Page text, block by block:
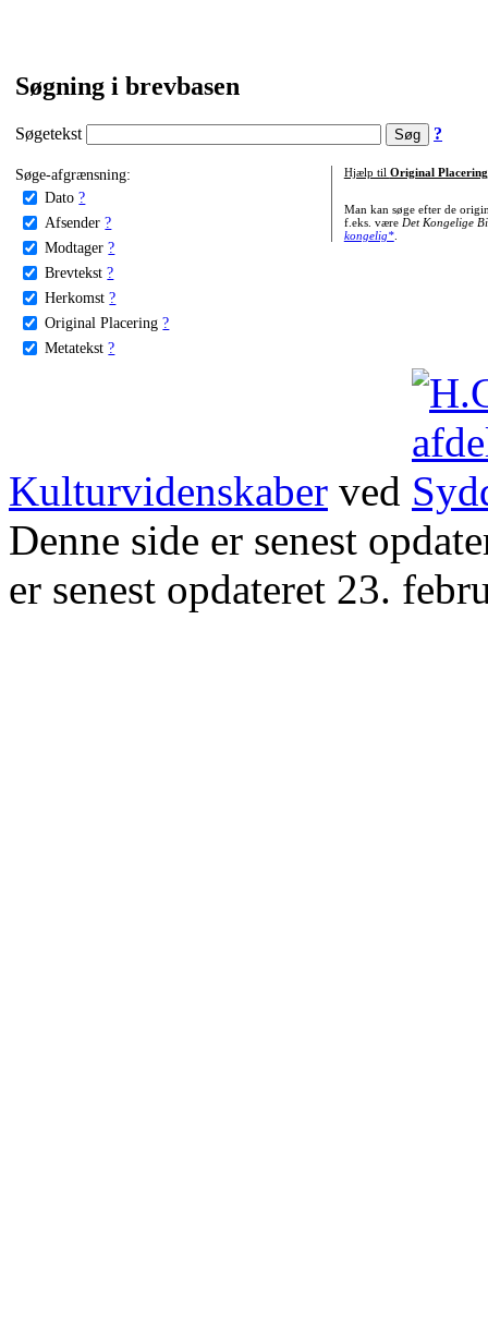
Søgning i brevbasen
Søgetekst ?
Søge-afgrænsning:
Dato ?
Afsender ?
Modtager ?
Brevtekst ?
Herkomst ?
Original Placering ?
Metatekst ?
Hjælp til Original Placering
Man kan søge efter de
f.eks. være Det Kongelige
kongelig*.
Kulturvidenskaber ved
Denne side er senest
er senest opdateret 23.